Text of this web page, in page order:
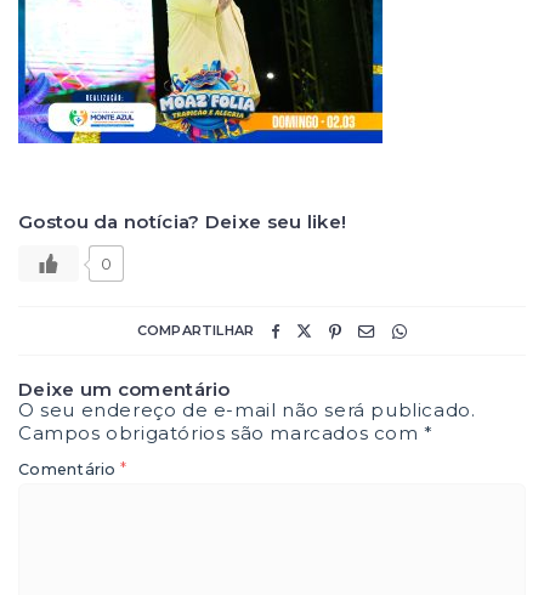
Gostou da notícia? Deixe seu like!
0
COMPARTILHAR
Deixe um comentário
O seu endereço de e-mail não será publicado.
Campos obrigatórios são marcados com*
Comentário *